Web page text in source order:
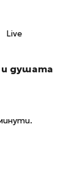
Live
и душата